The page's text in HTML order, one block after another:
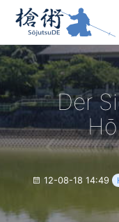
Der
12-08-18 14:49